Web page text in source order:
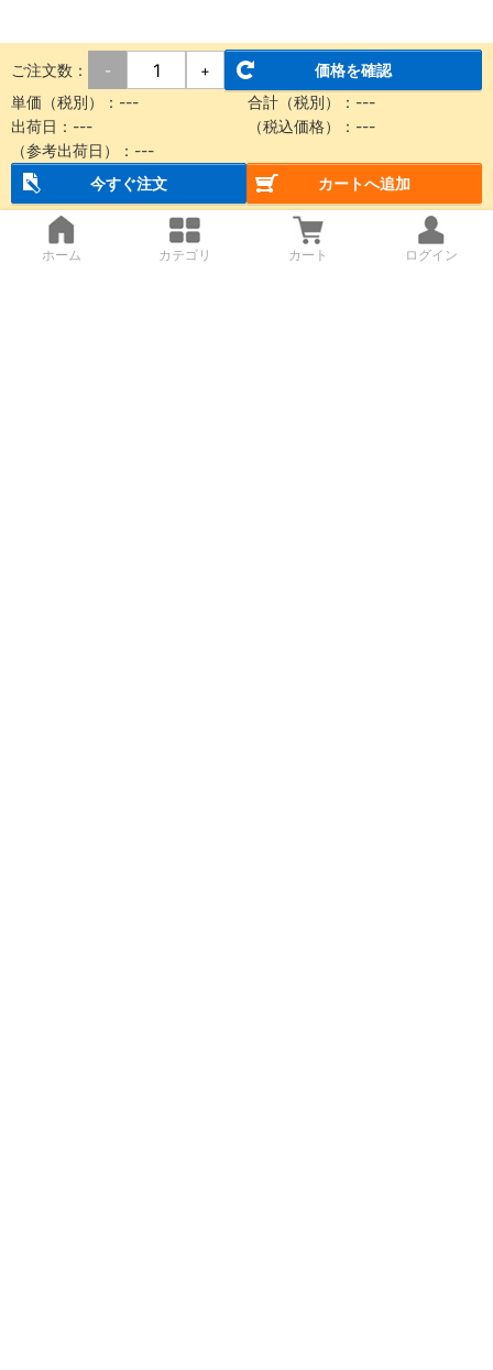
ご注文数： - +
価格を確認
単価（税別）： --- 合計（税別）： ---
出荷日： --- （税込価格）： ---
（参考出荷日）： ---
今すぐ注文
カートへ追加
ホーム カテゴリ カート ログイン